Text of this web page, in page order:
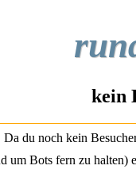
kein
Da du noch kein
um Bots fern zu halten)